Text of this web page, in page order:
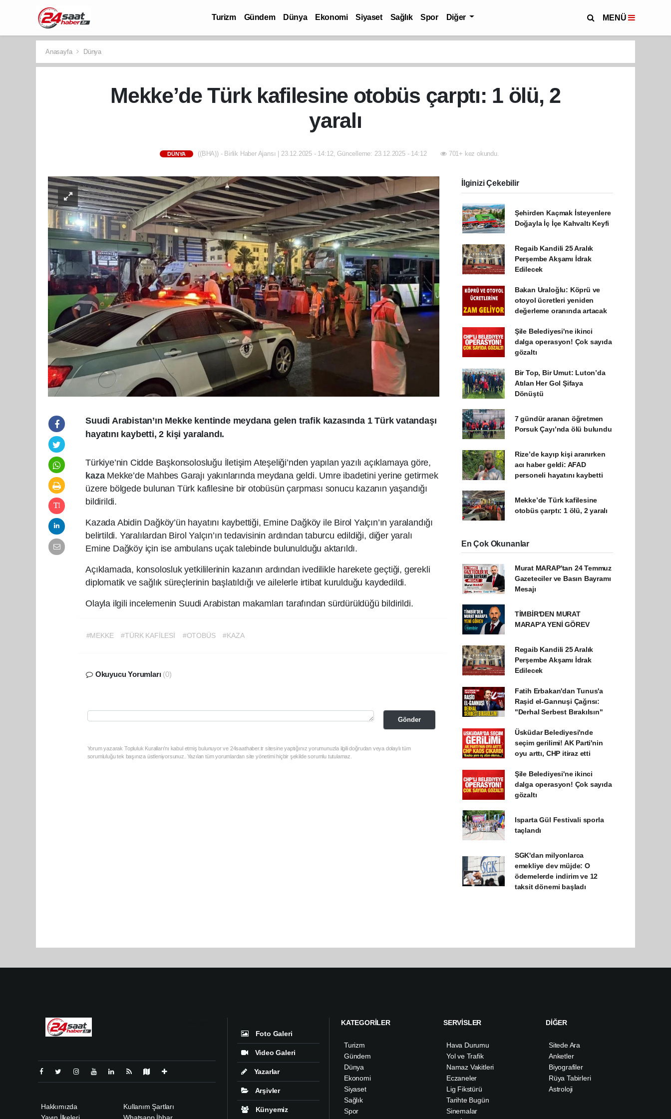
Turizm Gündem Dünya Ekonomi Siyaset Sağlık Spor Diğer MENÜ
Anasayfa Dünya
Mekke’de Türk kafilesine otobüs çarptı: 1 ölü, 2
yaralı
DÜNYA ((BHA)) - Birlik Haber Ajansı | 23.12.2025 - 14:12, Güncelleme: 23.12.2025 - 14:12 701+ kez okundu.
Suudi Arabistan’ın Mekke kentinde meydana gelen trafik kazasında 1 Türk vatandaşı
hayatını kaybetti, 2 kişi yaralandı.
Türkiye’nin Cidde Başkonsolosluğu İletişim Ateşeliği’nden yapılan yazılı açıklamaya göre,
kaza Mekke’de Mahbes Garajı yakınlarında meydana geldi. Umre ibadetini yerine getirmek
üzere bölgede bulunan Türk kafilesine bir otobüsün çarpması sonucu kazanın yaşandığı
bildirildi.
Kazada Abidin Dağköy’ün hayatını kaybettiği, Emine Dağköy ile Birol Yalçın’ın yaralandığı
belirtildi. Yaralılardan Birol Yalçın’ın tedavisinin ardından taburcu edildiği, diğer yaralı
Emine Dağköy için ise ambulans uçak talebinde bulunulduğu aktarıldı.
Açıklamada, konsolosluk yetkililerinin kazanın ardından ivedilikle harekete geçtiği, gerekli
diplomatik ve sağlık süreçlerinin başlatıldığı ve ailelerle irtibat kurulduğu kaydedildi.
Olayla ilgili incelemenin Suudi Arabistan makamları tarafından sürdürüldüğü bildirildi.
#MEKKE #TÜRK KAFİLESİ #OTOBÜS #KAZA
Okuyucu Yorumları (0)
Gönder
Yorum yazarak Topluluk Kuralları’nı kabul etmiş bulunuyor ve 24saathaber.tr sitesine yaptığınız yorumunuzla ilgili doğrudan veya dolaylı tüm
sorumluluğu tek başınıza üstleniyorsunuz. Yazılan tüm yorumlardan site yönetimi hiçbir şekilde sorumlu tutulamaz.
İlginizi Çekebilir
Şehirden Kaçmak İsteyenlere
Doğayla İç İçe Kahvaltı Keyfi
Regaib Kandili 25 Aralık
Perşembe Akşamı İdrak
Edilecek
Bakan Uraloğlu: Köprü ve
otoyol ücretleri yeniden
değerleme oranında artacak
Şile Belediyesi'ne ikinci
dalga operasyon! Çok sayıda
gözaltı
Bir Top, Bir Umut: Luton’da
Atılan Her Gol Şifaya
Dönüştü
7 gündür aranan öğretmen
Porsuk Çayı’nda ölü bulundu
Rize’de kayıp kişi aranırken
acı haber geldi: AFAD
personeli hayatını kaybetti
Mekke’de Türk kafilesine
otobüs çarptı: 1 ölü, 2 yaralı
En Çok Okunanlar
Murat MARAP'tan 24 Temmuz
Gazeteciler ve Basın Bayramı
Mesajı
TİMBİR'DEN MURAT
MARAP'A YENİ GÖREV
Regaib Kandili 25 Aralık
Perşembe Akşamı İdrak
Edilecek
Fatih Erbakan'dan Tunus'a
Raşid el-Gannuşi Çağrısı:
"Derhal Serbest Bırakılsın"
Üsküdar Belediyesi'nde
seçim gerilimi! AK Parti'nin
oyu arttı, CHP itiraz etti
Şile Belediyesi'ne ikinci
dalga operasyon! Çok sayıda
gözaltı
Isparta Gül Festivali sporla
taçlandı
SGK'dan milyonlarca
emekliye dev müjde: O
ödemelerde indirim ve 12
taksit dönemi başladı
Hakkımızda
Kullanım Şartları
Foto Galeri
Video Galeri
Yazarlar
Arşivler
Künyemiz
KATEGORİLER
Turizm
Gündem
Dünya
Ekonomi
Siyaset
Sağlık
Spor
SERVİSLER
Hava Durumu
Yol ve Trafik
Namaz Vakitleri
Eczaneler
Lig Fikstürü
Tarihte Bugün
Sinemalar
DİĞER
Sitede Ara
Anketler
Biyografiler
Rüya Tabirleri
Astroloji